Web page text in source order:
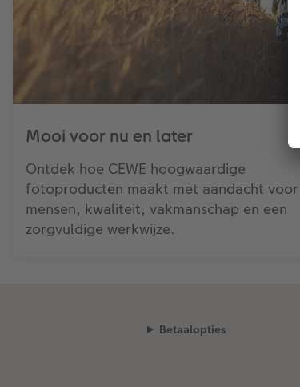
Mooi voor nu en later
Ontdek hoe CEWE hoogwaardige
fotoproducten maakt met aandacht voor
mensen, kwaliteit, vakmanschap en een
zorgvuldige werkwijze.
Betaalopties